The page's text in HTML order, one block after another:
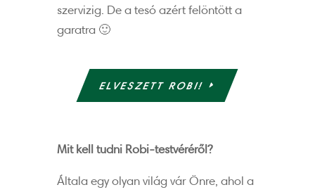
szervizig. De a tesó azért felöntött a
garatra 🙂
ELVESZETT ROBI!
Mit kell tudni Robi-testvéréről?
Általa egy olyan világ vár Önre, ahol a